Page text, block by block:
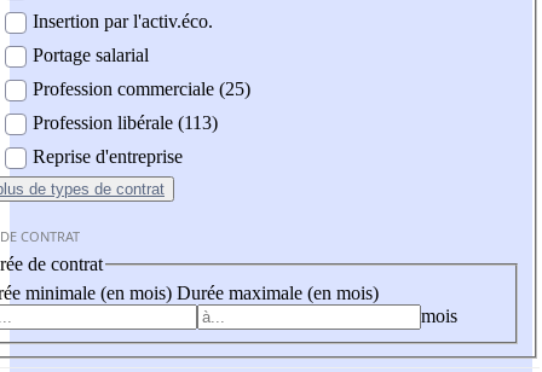
Insertion par l'activ.éco.
Portage salarial
Profession commerciale (25)
Profession libérale (113)
Reprise d'entreprise
de types de contrat
CONTRAT
de contrat
minimale (en mois) Durée maximale (en mois)
mois